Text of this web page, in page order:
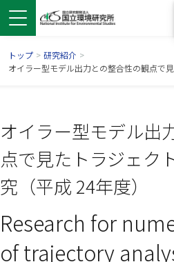
ウで開きます）
ンドウで開きます）
ウインドウで開きます）
トップ > 研究紹介 >
オイラー型モデル出力との整合性の観点で
オイラー型モデル出
点で見たトラジェク
究（平成 24年度）
Research for
of trajectory